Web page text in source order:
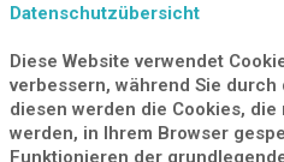
Datenschutzübersicht
Diese Website verwendet
verbessern, während Sie durch
diesen werden die Cookies,
werden, in Ihrem Browser
Funktionieren der